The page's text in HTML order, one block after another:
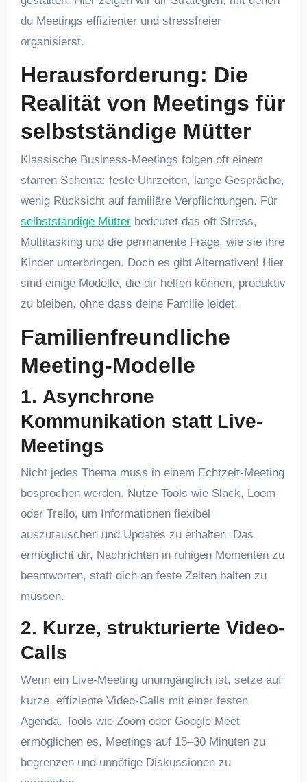
du Meetings effizienter und stressfreier
organisierst.
Herausforderung: Die
Realität von Meetings für
selbstständige Mütter
Klassische Business-Meetings folgen oft einem
starren Schema: feste Uhrzeiten, lange Gespräche,
wenig Rücksicht auf familiäre Verpflichtungen. Für
selbstständige Mütterbedeutet das oft Stress,
Multitasking und die permanente Frage, wie sie ihre
Kinder unterbringen. Doch es gibt Alternativen! Hier
sind einige Modelle, die dir helfen können, produktiv
zu bleiben, ohne dass deine Familie leidet.
Familienfreundliche
Meeting-Modelle
1. Asynchrone
Kommunikation statt Live-
Meetings
Nicht jedes Thema muss in einem Echtzeit-Meeting
besprochen werden. Nutze Tools wie Slack, Loom
oder Trello, um Informationen flexibel
auszutauschen und Updates zu erhalten. Das
ermöglicht dir, Nachrichten in ruhigen Momenten zu
beantworten, statt dich an feste Zeiten halten zu
müssen.
2. Kurze, strukturierte Video-
Calls
Wenn ein Live-Meeting unumgänglich ist, setze auf
kurze, effiziente Video-Calls mit einer festen
Agenda. Tools wie Zoom oder Google Meet
ermöglichen es, Meetings auf 15–30 Minuten zu
begrenzen und unnötige Diskussionen zu